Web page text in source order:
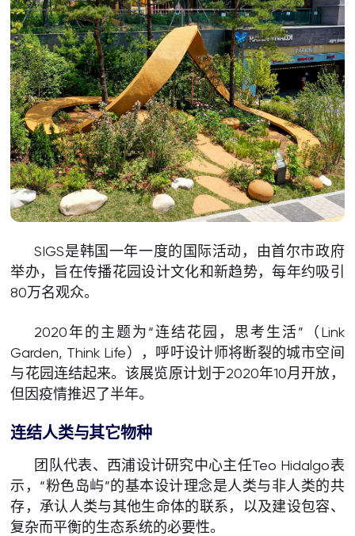
SIGS是韩国一年一度的国际活动，由首尔市政府
举办，旨在传播花园设计文化和新趋势，每年约吸引
80万名观众。
2020年的主题为“连结花园，思考生活”（Link
Garden, Think Life），呼吁设计师将断裂的城市空间
与花园连结起来。该展览原计划于2020年10月开放，
但因疫情推迟了半年。
连结人类与其它物种
团队代表、西浦设计研究中心主任Teo Hidalgo表
示，“粉色岛屿”的基本设计理念是人类与非人类的共
存，承认人类与其他生命体的联系，以及建设包容、
复杂而平衡的生态系统的必要性。